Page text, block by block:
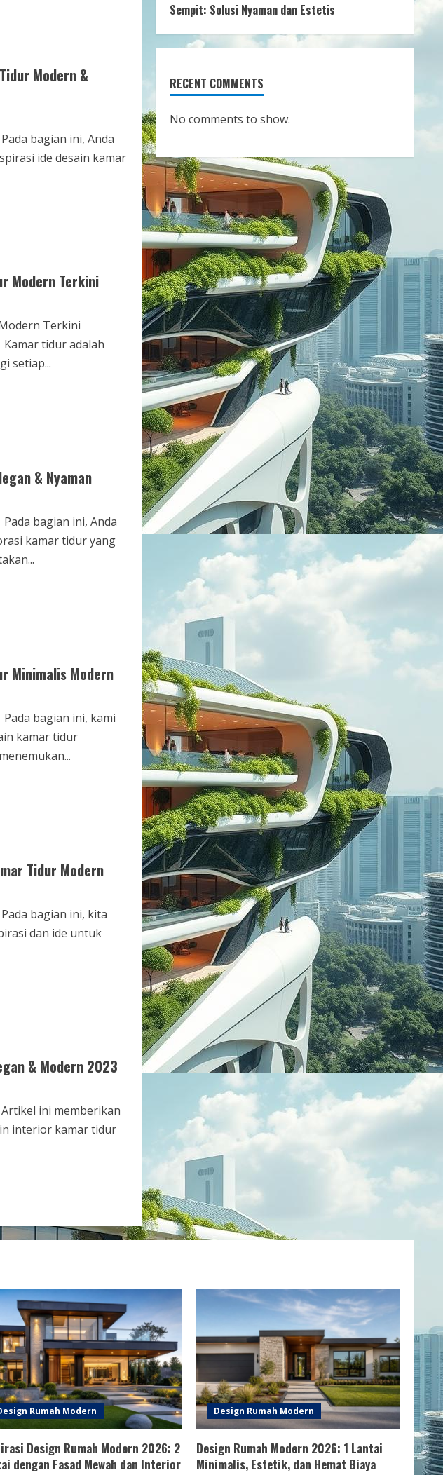
Modern &
Pada bagian ini, Anda
ide desain kamar
Modern Terkini
Terkini
Kamar tidur adalah
setiap...
& Nyaman
Pada bagian ini, Anda
kamar tidur yang
Minimalis Modern
Pada bagian ini, kami
kamar tidur
Tidur Modern
Pada bagian ini, kita
dan ide untuk
& Modern 2023
Artikel ini memberikan
interior kamar tidur
Sempit: Solusi Nyaman dan Estetis
RECENT COMMENTS
No comments to show.
Rumah Modern
Design Rumah Modern 2026: 2
dengan Fasad Mewah dan Interior
Design Rumah Modern
Design Rumah Modern 2026: 1 Lantai
Minimalis, Estetik, dan Hemat Biaya